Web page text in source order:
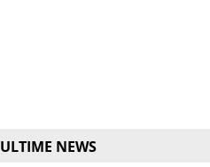
ULTIME NEWS